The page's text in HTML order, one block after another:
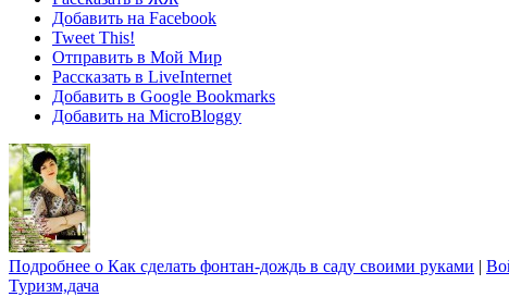
Добавить на Facebook
Tweet This!
Отправить в Мой Мир
Рассказать в LiveInternet
Добавить в Google Bookmarks
Добавить на MicroBloggy
Подробнее о Как сделать фонтан-дождь в саду своими руками |
Туризм,дача